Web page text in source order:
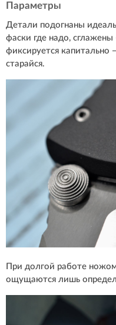
Параметры
Детали подогнаны
фаски где надо,
фиксируется капитально
старайся.
При долгой работе
ощущаются лишь